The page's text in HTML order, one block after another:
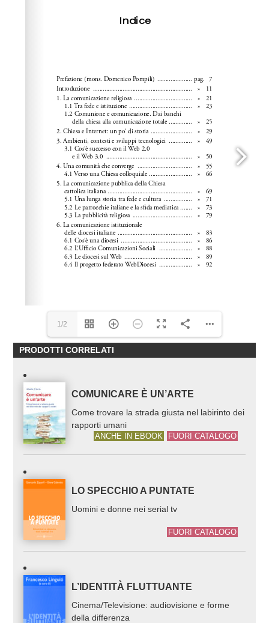
1/2
PRODOTTI CORRELATI
COMUNICARE È UN’ARTE
Come trovare la strada giusta nel labirinto dei
rapporti umani
ANCHE IN EBOOK FUORI CATALOGO
LO SPECCHIO A PUNTATE
Uomini e donne nei serial tv
FUORI CATALOGO
L’IDENTITÀ FLUTTUANTE
Cinema/Televisione: audiovisione e forme
della differenza